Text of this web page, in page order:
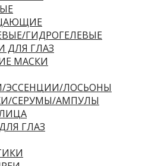
ГИДРОГЕЛЕВЫЕ
ДЛЯ ГЛАЗ
МАСКИ
ЭССЕНЦИИ/ЛОСЬОНЫ
СЕРУМЫ/АМПУЛЫ
ГЛАЗ